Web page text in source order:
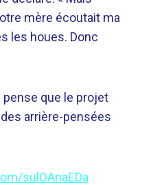
mère écoutait ma
les houes. Donc
pense que le projet
arrière-pensées
sulOAnaEDa